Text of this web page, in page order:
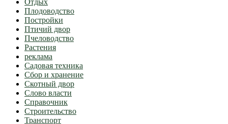
Плодоводство
Постройки
Птичий двор
Пчеловодство
Растения
реклама
Садовая техника
Сбор и хранение
Скотный двор
Слово власти
Справочник
Строительство
Транспорт